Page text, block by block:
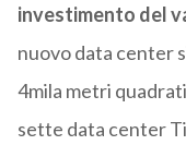
investimento del
nuovo data center
4mila metri
sette data center